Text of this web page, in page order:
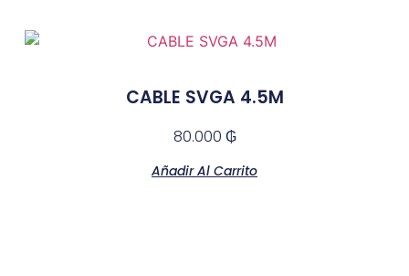
CABLE SVGA 4.5M
80.000 ₲
Añadir Al Carrito